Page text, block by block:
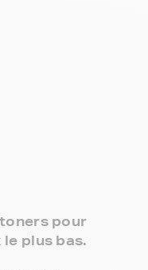
pour
plus bas.